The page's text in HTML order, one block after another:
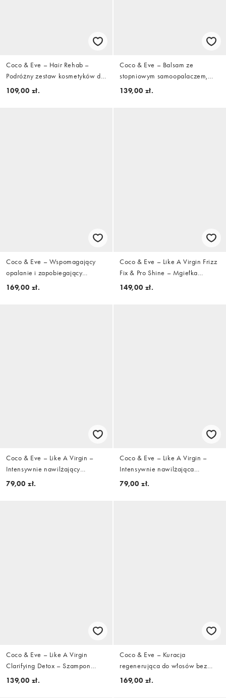
Coco & Eve – Hair Rehab –
Podróżny zestaw kosmetyków do
włosów, wartość 22 GBP
109,00 zł.
Coco & Eve – Balsam ze
stopniowym samoopalaczem,
200 ml
139,00 zł.
Coco & Eve – Wspomagający
opalanie i zapobiegający
starzeniu się skóry olejek do
169,00 zł.
Coco & Eve – Like A Virgin Frizz
Fix & Pro Shine – Mgiełka
nabłyszczająca, 150 ml
149,00 zł.
Coco & Eve – Like A Virgin –
Intensywnie nawilżający
szampon 70 ml
79,00 zł.
Coco & Eve – Like A Virgin –
Intensywnie nawilżająca
odżywka, 70 ml
79,00 zł.
Coco & Eve – Like A Virgin
Clarifying Detox – Szampon
oczyszczający, 280 ml
139,00 zł.
Coco & Eve – Kuracja
regenerująca do włosów bez
spłukiwania, 50 ml
169,00 zł.